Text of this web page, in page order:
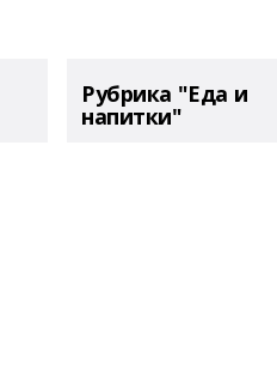
Рубрика "Еда и
напитки"